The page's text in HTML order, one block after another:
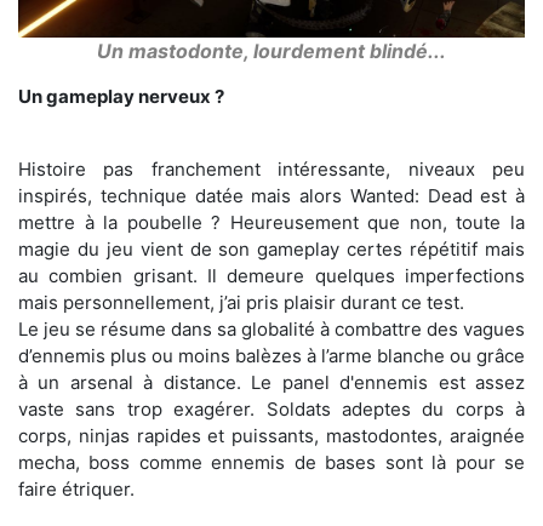
Un mastodonte, lourdement blindé...
Un gameplay nerveux ?
Histoire pas franchement intéressante, niveaux peu
inspirés, technique datée mais alors Wanted: Dead est à
mettre à la poubelle ? Heureusement que non, toute la
magie du jeu vient de son gameplay certes répétitif mais
au combien grisant. Il demeure quelques imperfections
mais personnellement, j’ai pris plaisir durant ce test.
Le jeu se résume dans sa globalité à combattre des vagues
d’ennemis plus ou moins balèzes à l’arme blanche ou grâce
à un arsenal à distance. Le panel d'ennemis est assez
vaste sans trop exagérer. Soldats adeptes du corps à
corps, ninjas rapides et puissants, mastodontes, araignée
mecha, boss comme ennemis de bases sont là pour se
faire étriquer.